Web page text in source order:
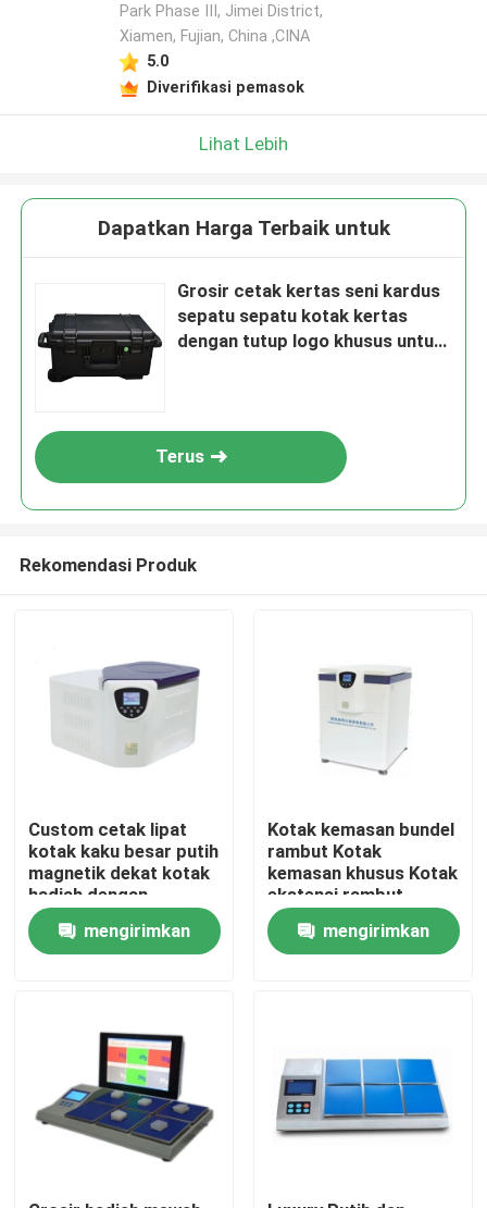
Produk
Video
Park Phase III, Jimei District,
Xiamen, Fujian, China ,CINA
5.0
Diverifikasi pemasok
Lihat Lebih
Dapatkan Harga Terbaik untuk
Grosir cetak kertas seni kardus
sepatu sepatu kotak kertas
dengan tutup logo khusus untuk
Terus
Rekomendasi Produk
Custom cetak lipat
kotak kaku besar putih
magnetik dekat kotak
hadiah dengan
membawa pegangan
mengirimkan
Kotak kemasan bundel
rambut Kotak
kemasan khusus Kotak
ekstensi rambut
manusia mewah
mengirimkan